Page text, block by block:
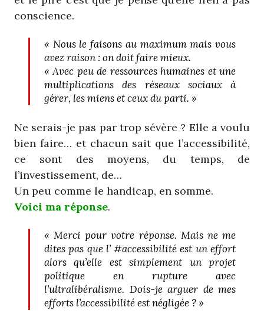
conscience.
« Nous le faisons au maximum mais vous
avez raison : on doit faire mieux.
« Avec peu de ressources humaines et une
multiplications des réseaux sociaux à
gérer, les miens et ceux du parti. »
Ne serais-je pas par trop sévère ? Elle a voulu
bien faire… et chacun sait que l’accessibilité,
ce sont des moyens, du temps, de
l’investissement, de…
Un peu comme le handicap, en somme.
Voici ma réponse.
« Merci pour votre réponse. Mais ne me
dites pas que l’ #accessibilité est un effort
alors qu’elle est simplement un projet
politique en rupture avec
l’ultralibéralisme. Dois-je arguer de mes
efforts l’accessibilité est négligée ? »